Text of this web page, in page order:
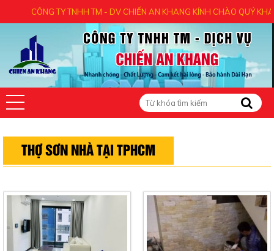
CÔNG TY TNHH TM - DV CHIẾN AN KHANG KÍNH CHÀO QUÝ
THỢ SƠN NHÀ TẠI TPHCM